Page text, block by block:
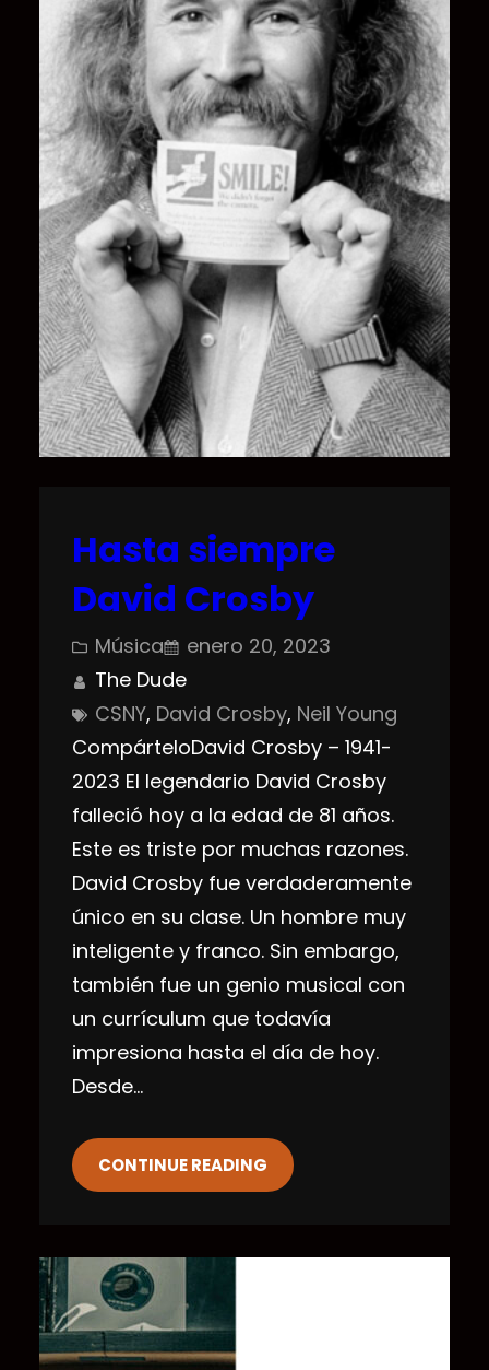
Hasta siempre
David Crosby
Música
enero 20, 2023
The Dude
CSNY, David Crosby, Neil Young
CompárteloDavid Crosby – 1941-
2023 El legendario David Crosby
falleció hoy a la edad de 81 años.
Este es triste por muchas razones.
David Crosby fue verdaderamente
único en su clase. Un hombre muy
inteligente y franco. Sin embargo,
también fue un genio musical con
un currículum que todavía
impresiona hasta el día de hoy.
Desde…
CONTINUE READING